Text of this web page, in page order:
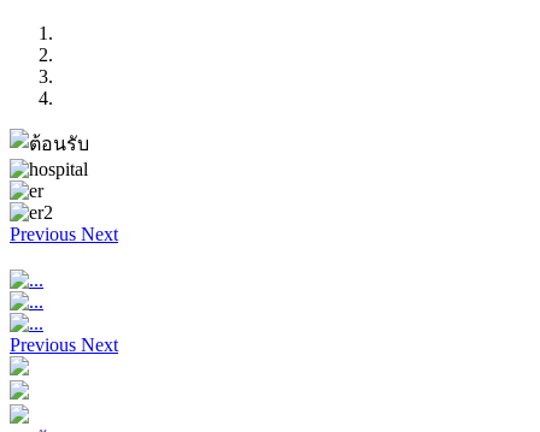
Previous Next
Previous Next